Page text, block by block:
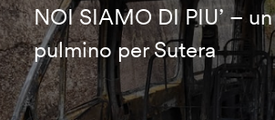
NOI SIAMO DI PIU’ –
pulmino per Sutera